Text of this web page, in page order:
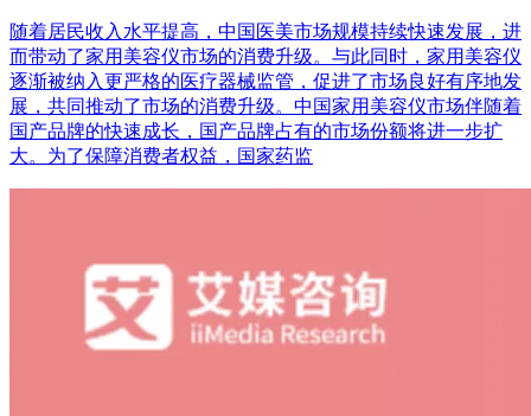
随着居民收入水平提高，中国医美市场规模持续快速发展，进
而带动了家用美容仪市场的消费升级。与此同时，家用美容仪
逐渐被纳入更严格的医疗器械监管，促进了市场良好有序地发
展，共同推动了市场的消费升级。中国家用美容仪市场伴随着
国产品牌的快速成长，国产品牌占有的市场份额将进一步扩
大。为了保障消费者权益，国家药监